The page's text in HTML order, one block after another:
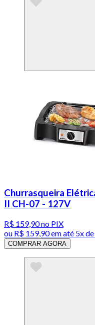
Churrasqueira
II CH-07 - 127V
R$ 159,90no PIX
ou R$ 159,90em até 5x
COMPRAR AGORA